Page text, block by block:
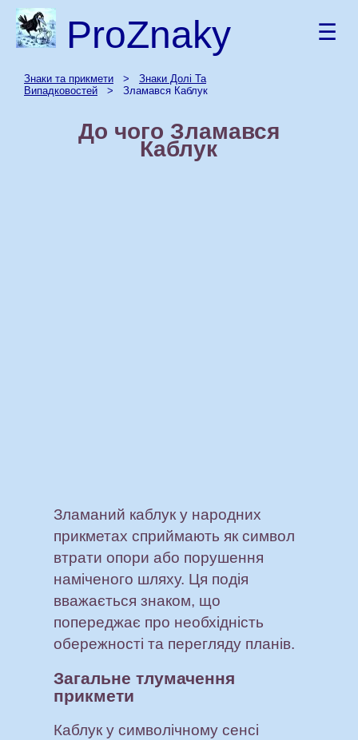
ProZnaky ☰
Знаки та прикмети > Знаки Долі Та
Випадковостей > Зламався Каблук
До чого Зламався
Каблук
Зламаний каблук у народних
прикметах сприймають як символ
втрати опори або порушення
наміченого шляху. Ця подія
вважається знаком, що
попереджає про необхідність
обережності та перегляду планів.
Загальне тлумачення
прикмети
Каблук у символічному сенсі